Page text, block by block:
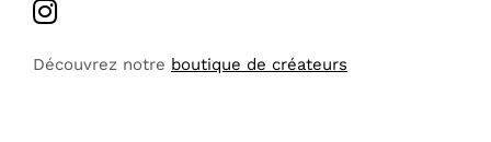
Découvrez notre boutique de créateurs